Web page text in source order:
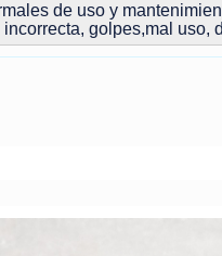
de uso y
golpes,mal uso,